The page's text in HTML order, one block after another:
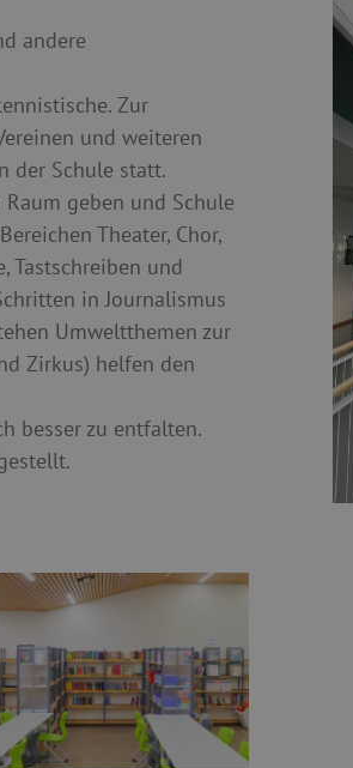
andere
Zur
und weiteren
der Schule statt.
geben und Schule
Theater, Chor,
Tastschreiben und
in Journalismus
Umweltthemen zur
Zirkus) helfen den
besser zu entfalten.